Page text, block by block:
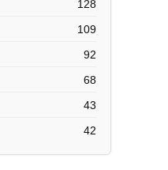
128
109
92
68
43
42